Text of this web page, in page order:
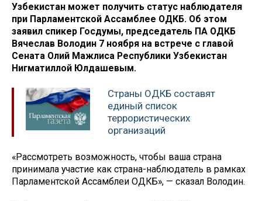
Узбекистан может получить статус наблюдателя
при Парламентской Ассамблее ОДКБ. Об этом
заявил спикер Госдумы, председатель ПА ОДКБ
Вячеслав Володин 7 ноября на встрече с главой
Сената Олий Мажлиса Республики Узбекистан
Нигматиллой Юлдашевым.
Страны ОДКБ составят
единый список
террористических
организаций
«Рассмотреть возможность, чтобы ваша страна
принимала участие как страна-наблюдатель в рамках
Парламентской Ассамблеи ОДКБ», — сказал Володин.